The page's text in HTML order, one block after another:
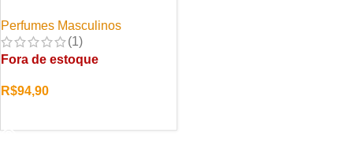
Perfumes Masculinos
(1)
Fora de estoque
R$94,90